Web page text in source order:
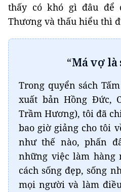
thấy có khó gì đâu để
Thương và thấu hiểu thì
“Má vợ là
Trong quyển sách
xuất bản Hồng Đức,
Trầm Hương), tôi đã
bao giờ giảng cho tôi
như thế nào, phấn
những việc làm hàng
cách sống đẹp, sống
mọi người và làm